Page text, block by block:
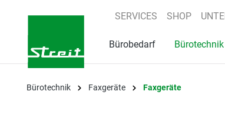
Zur Hauptnavigation springen
SERVICES SHOP
Bürobedarf Bürotechnik
Bürotechnik Faxgeräte Faxgeräte